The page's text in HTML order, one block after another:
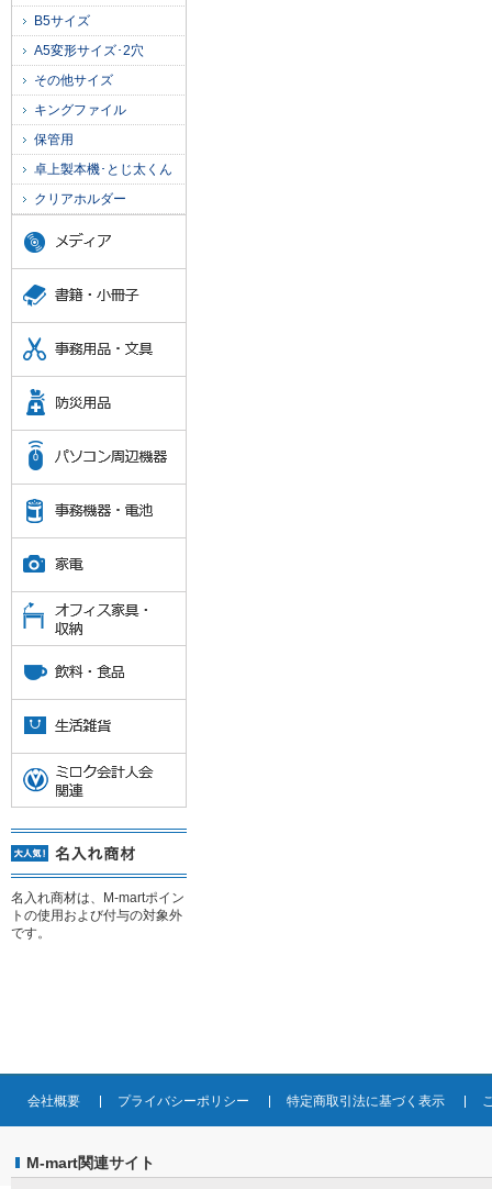
B5サイズ
A5変形サイズ･2穴
その他サイズ
キングファイル
保管用
卓上製本機･とじ太くん
クリアホルダー
名入れ商材は、M-martポイン
トの使用および付与の対象外
です。
会社概要 プライバシーポリシー 特定商取引法に基づく表示
M-mart関連サイト